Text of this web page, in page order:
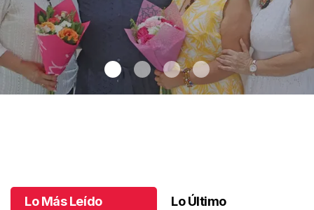
Lo Más Leído Lo Último